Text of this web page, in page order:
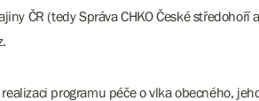
ČR (tedy Správa CHKO České
programu péče o vlka obecného,